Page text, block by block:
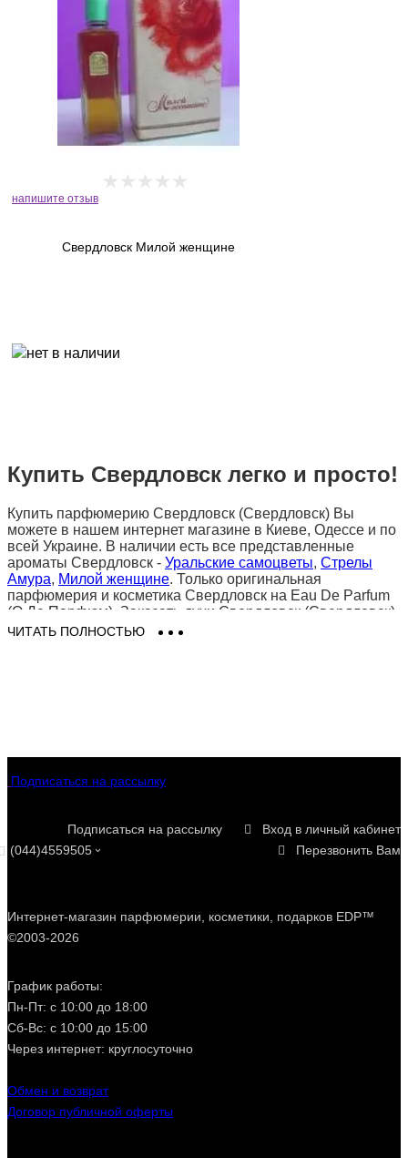
напишите отзыв
Свердловск Милой женщине
Купить Свердловск легко и просто!
Купить парфюмерию Свердловск (Свердловск) Вы
можете в нашем интернет магазине в Киеве, Одессе и по
всей Украине. В наличии есть все представленные
ароматы Свердловск - Уральские самоцветы, Стрелы
Амура, Милой женщине. Только оригинальная
парфюмерия и косметика Свердловск на Eau De Parfum
(О Де Парфюм). Заказать духи Свердловск (Свердловск)
в Киеве легко и просто в 2 клика - доставка для Вас будет
ЧИТАТЬ ПОЛНОСТЬЮ
Подписаться на рассылку
Подписаться на рассылку
Вход в личный кабинет
Перезвонить Вам
(044)4559505
Интернет-магазин парфюмерии, косметики, подарков EDP™
©2003-2026
График работы:
Пн-Пт: с 10:00 до 18:00
Сб-Вс: с 10:00 до 15:00
Через интернет: круглосуточно
Обмен и возврат
Договор публичной оферты